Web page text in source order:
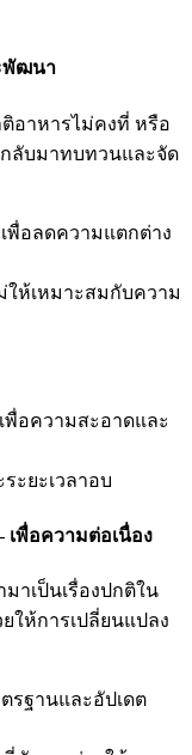
พัฒนา
อาหารไม่คงที่ หรือ
ลับมาทบทวนและจัด
พื่อลดความแตกต่าง
ให้เหมาะสมกับความ
พื่อความสะอาดและ
ะยะเวลาอบ
เพื่อความต่อเนื่อง
าเป็นเรื่องปกติใน
ให้การเปลี่ยนแปลง
รฐานและอัปเดต